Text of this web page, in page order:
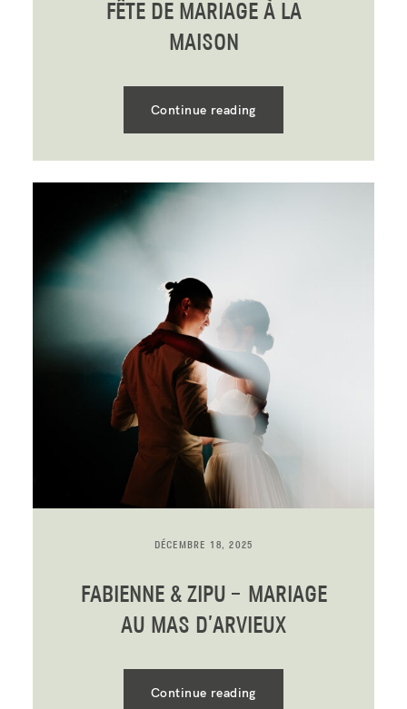
FÊTE DE MARIAGE À LA
MAISON
Continue reading
DÉCEMBRE 18, 2025
FABIENNE & ZIPU – MARIAGE
AU MAS D’ARVIEUX
Continue reading